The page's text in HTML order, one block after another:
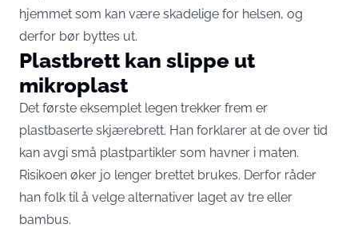
hjemmet som kan være skadelige for helsen, og
derfor bør byttes ut.
Plastbrett kan slippe ut
mikroplast
Det første eksemplet legen trekker frem er
plastbaserte skjærebrett. Han forklarer at de over tid
kan avgi små plastpartikler som havner i maten.
Risikoen øker jo lenger brettet brukes. Derfor råder
han folk til å velge alternativer laget av tre eller
bambus.